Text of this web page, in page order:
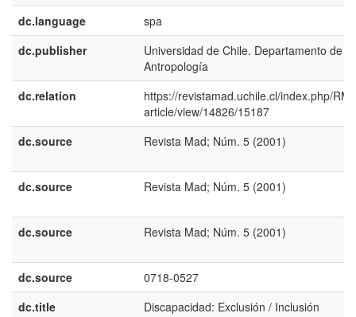
dc.language
spa
dc.publisher
Universidad de Chile. Departamento de
Antropología
dc.relation
https://revistamad.uchile.cl/index.php/
article/view/14826/15187
dc.source
Revista Mad; Núm. 5 (2001)
dc.source Revista Mad; Núm. 5 (2001)
dc.source Revista Mad; Núm. 5 (2001)
dc.source
0718-0527
dc.title
Discapacidad: Exclusión / Inclusión